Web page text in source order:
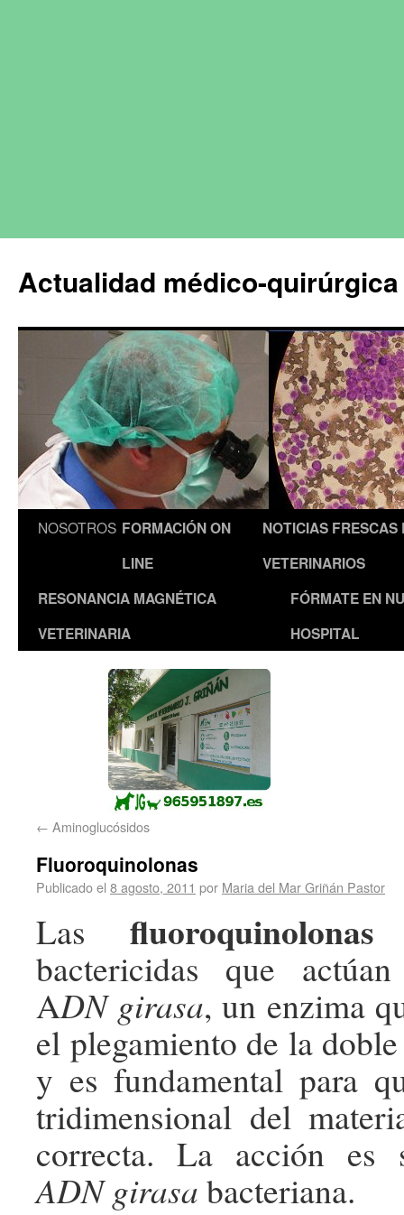
Actualidad médico-
NOSOTROS FORMACIÓN ON
LINE
NOTICIAS FRESCAS
VETERINARIOS
RESONANCIA MAGNÉTICA
VETERINARIA
FÓRMATE EN
HOSPITAL
← Aminoglucósidos
Fluoroquinolonas
Publicado el 8 agosto, 2011 por Maria del Mar Griñán Pastor
Lasfluoroquinolonas
bactericidas que
ADN girasa, un enzima
el plegamiento de la
y es fundamental para
tridimensional del
correcta. La acción es
ADN girasa bacteriana.